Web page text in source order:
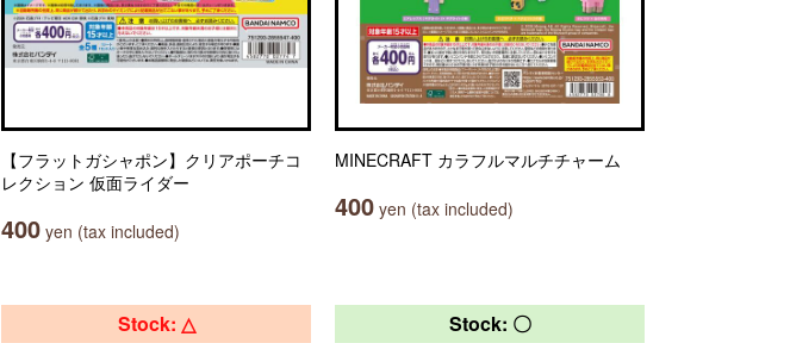
【フラットガシャポン】クリアポーチコ
レクション 仮面ライダー
400 yen (tax included)
MINECRAFT カラフルマルチチャーム
400 yen (tax included)
Stock: △ Stock: 〇